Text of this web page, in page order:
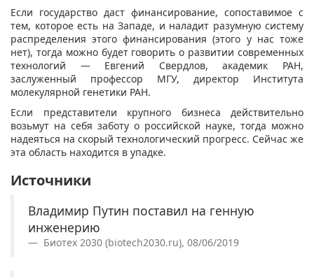
Если государство даст финансирование, сопоставимое с
тем, которое есть на Западе, и наладит разумную систему
распределения этого финансирования (этого у нас тоже
нет), тогда можно будет говорить о развитии современных
технологий — Евгений Свердлов, академик РАН,
заслуженный профессор МГУ, директор Института
молекулярной генетики РАН.
Если представители крупного бизнеса действительно
возьмут на себя заботу о российской науке, тогда можно
надеяться на скорый технологический прогресс. Сейчас же
эта область находится в упадке.
Источники
Владимир Путин поставил на генную
инженерию
Биотех 2030 (biotech2030.ru), 08/06/2019